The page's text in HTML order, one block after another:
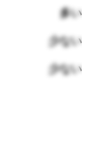
多い
少ない
少ない